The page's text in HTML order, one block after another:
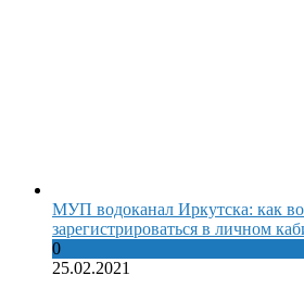
МУП водоканал Иркутска: как
зарегистрироваться в личном
0
25.02.2021